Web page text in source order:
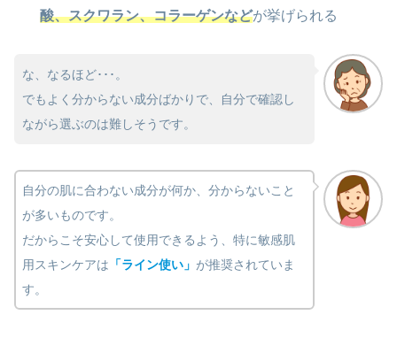
酸、スクワラン、コラーゲンなどが挙げられる
な、なるほど･･･。
でもよく分からない成分ばかりで、自分で確認し
ながら選ぶのは難しそうです。
自分の肌に合わない成分が何か、分からないこと
が多いものです。
だからこそ安心して使用できるよう、特に敏感肌
用スキンケアは 「ライン使い」 が推奨されていま
す。